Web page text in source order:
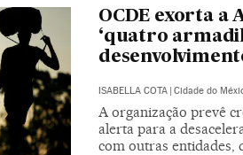
OCDE exorta a
‘quatro
ISABELLA COTA | Cidade do
A organização prevê
alerta para a
com outras entidades,